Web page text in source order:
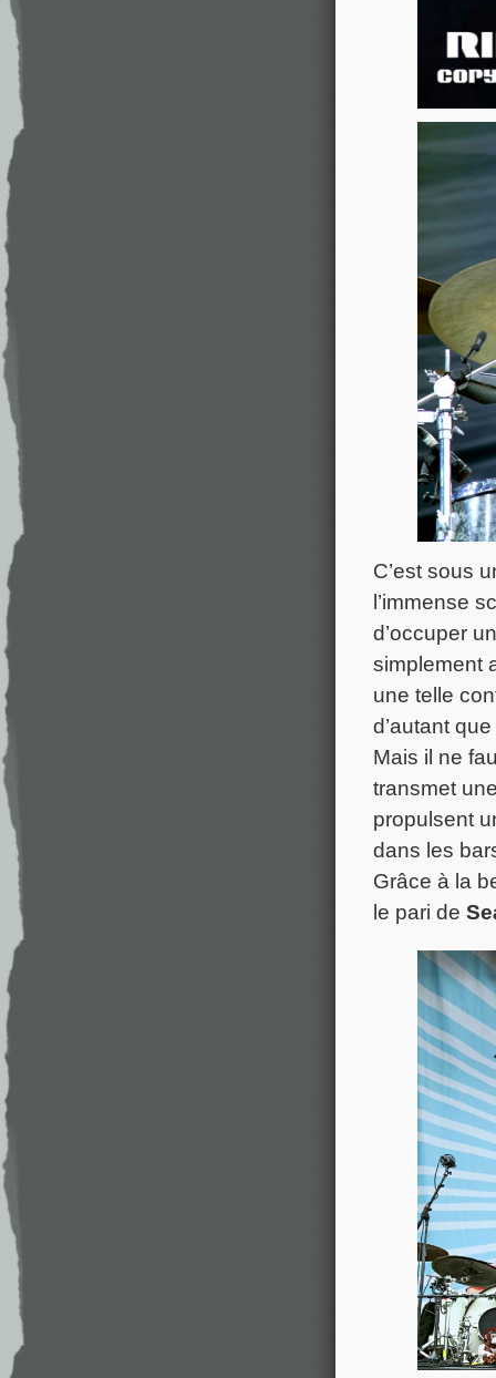
C’est sous
l’immense
d’occuper
simplement
une telle
d’autant
Mais il ne
transmet
propulsent
dans les
Grâce à la
le pari de